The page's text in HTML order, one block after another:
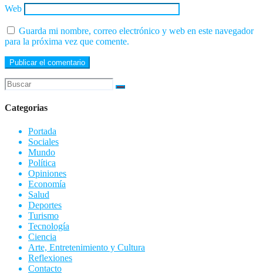
Web
Guarda mi nombre, correo electrónico y web en este navegador
para la próxima vez que comente.
Categorias
Portada
Sociales
Mundo
Política
Opiniones
Economía
Salud
Deportes
Turismo
Tecnología
Ciencia
Arte, Entretenimiento y Cultura
Reflexiones
Contacto